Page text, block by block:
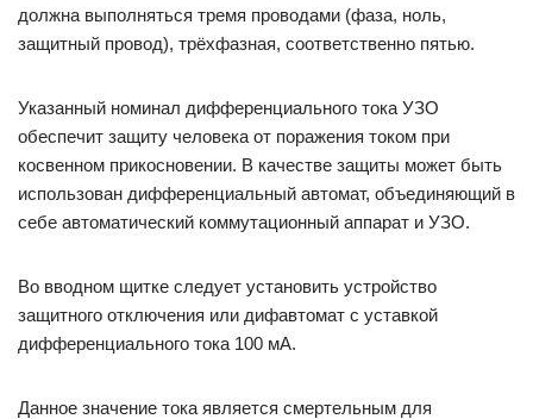
должна выполняться тремя проводами (фаза, ноль,
защитный провод), трёхфазная, соответственно пятью.
Указанный номинал дифференциального тока УЗО
обеспечит защиту человека от поражения током при
косвенном прикосновении. В качестве защиты может быть
использован дифференциальный автомат, объединяющий в
себе автоматический коммутационный аппарат и УЗО.
Во вводном щитке следует установить устройство
защитного отключения или дифавтомат с уставкой
дифференциального тока 100 мА.
Данное значение тока является смертельным для